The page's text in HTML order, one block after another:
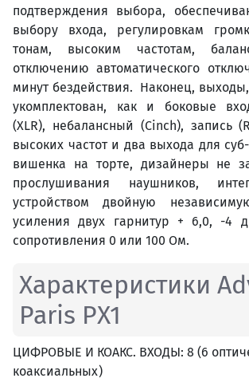
подтверждения выбора,
выбору входа, регулировкам
тонам, высоким частотам,
отключению автоматического
минут бездействия. Наконец,
укомплектован, как и боковые
(XLR), небалансный (Cinch), запись
высоких частот и два выхода для
вишенка на торте, дизайнеры не
прослушивания наушников,
устройством двойную
усиления двух гарнитур + 6,0, -4
сопротивления 0 или 100 Ом.
Характеристики
Paris PX1
ЦИФРОВЫЕ И КОАКС. ВХОДЫ: 8 (6
коаксиальных)